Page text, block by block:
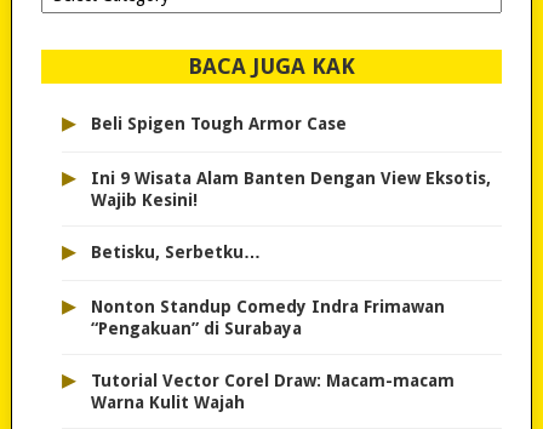
dipilih..
BACA JUGA KAK
▸ Beli Spigen Tough Armor Case
▸
Ini 9 Wisata Alam Banten Dengan View Eksotis,
Wajib Kesini!
▸ Betisku, Serbetku…
▸
Nonton Standup Comedy Indra Frimawan
“Pengakuan” di Surabaya
▸
Tutorial Vector Corel Draw: Macam-macam
Warna Kulit Wajah